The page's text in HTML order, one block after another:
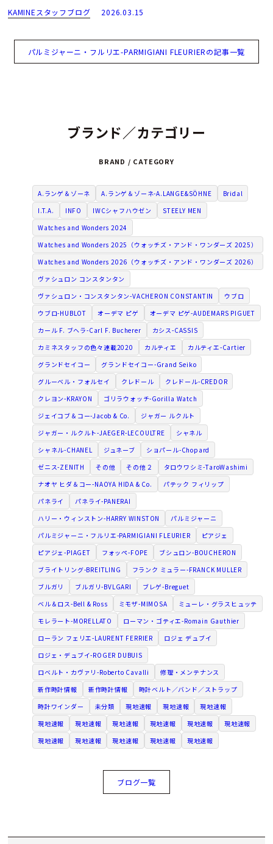
KAMINEスタッフブログ 2026.03.15
パルミジャーニ・フルリエ-PARMIGIANI FLEURIERの記事一覧
ブランド／カテゴリー
BRAND / CATEGORY
A.ランゲ＆ゾーネ A.ランゲ＆ゾーネ-A.LANGE&SÖHNE
Bridal
I.T.A.
INFO IWCシャフハウゼン
STEELY MEN
Watches and Wonders 2024
Watches and Wonders 2025（ウォッチズ・アンド・ワンダーズ 2025）
Watches and Wonders 2026（ウォッチズ・アンド・ワンダーズ 2026）
ヴァシュロン コンスタンタン
ヴァシュロン・コンスタンタン-VACHERON CONSTANTIN
ウブロ
ウブロ-HUBLOT
オーデマ ピゲ
オーデマ ピゲ-AUDEMARS PIGUET
カール F. ブヘラ-Carl F. Bucherer
カシス-CASSIS
カミネスタッフの色々連載2020
カルティエ
カルティエ-Cartier
グランドセイコー
グランドセイコー-Grand Seiko
グルーベル・フォルセイ
クレドール
クレドール-CREDOR
クレヨン-KRAYON
ゴリラウォッチ-Gorilla Watch
ジェイコブ＆コー-Jacob & Co.
ジャガー ルクルト
ジャガー・ルクルト-JAEGER-LECOULTRE
シャネル
シャネル-CHANEL
ジュネーブ
ショパール-Chopard
ゼニス-ZENITH
その他 その他２
タロウワシミ-TaroWashimi
ナオヤ ヒダ＆コー-NAOYA HIDA & Co.
パテック フィリップ
パネライ
パネライ-PANERAI
ハリー・ウィンストン-HARRY WINSTON
パルミジャーニ
パルミジャーニ・フルリエ-PARMIGIANI FLEURIER
ピアジェ
ピアジェ-PIAGET
フォッペ-FOPE
ブシュロン-BOUCHERON
ブライトリング-BREITLING
フランク ミュラー-FRANCK MULLER
ブルガリ
ブルガリ-BVLGARI
ブレゲ-Breguet
ベル＆ロス-Bell & Ross
ミモザ-MIMOSA
ミューレ・グラスヒュッテ
モレラート-MORELLATO
ローマン・ゴティエ-Romain Gauthier
ローラン フェリエ-LAURENT FERRIER
ロジェ デュブイ
ロジェ・デュブイ-ROGER DUBUIS
ロベルト・カヴァリ-Roberto Cavalli
修理・メンテナンス
新作時計情報
新作時計情報
時計ベルト／バンド／ストラップ
時計ワインダー
未分類 現地速報 現地速報
現地速報
現地速報
現地速報 現地速報 現地速報 現地速報
現地速報
現地速報
現地速報 現地速報 現地速報 現地速報
ブログ一覧